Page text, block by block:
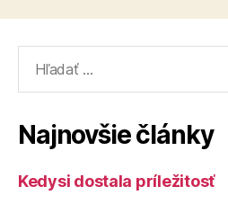
Najnovšie články
Kedysi dostala príležitosť